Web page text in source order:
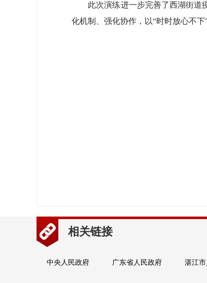
此次演练进一步完善了西湖街道疫
化机制、强化协作，以“时时放心不下
相关链接
中央人民政府 广东省人民政府 湛江